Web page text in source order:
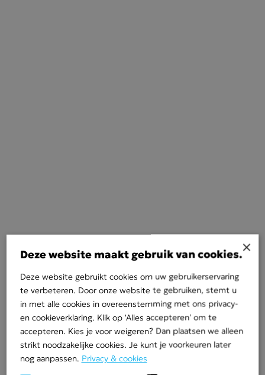
×
Deze website maakt gebruik van cookies.
Deze website gebruikt cookies om uw gebruikerservaring
te verbeteren. Door onze website te gebruiken, stemt u
in met alle cookies in overeenstemming met ons privacy-
en cookieverklaring. Klik op 'Alles accepteren' om te
accepteren. Kies je voor weigeren? Dan plaatsen we alleen
strikt noodzakelijke cookies. Je kunt je voorkeuren later
nog aanpassen. Privacy & cookies